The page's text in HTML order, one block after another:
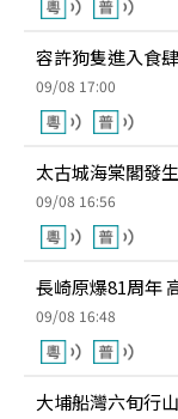
容許狗隻進入食
09/08 17:00
太古城海棠閣發
09/08 16:56
長崎原爆81周年
09/08 16:48
大埔船灣六旬行